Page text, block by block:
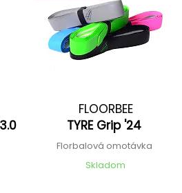
FLOORBEE
TYRE Grip '24
Florbalová omotávka
Skladom